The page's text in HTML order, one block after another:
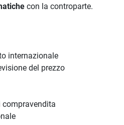
con la controparte.
internazionale
del prezzo
compravendita